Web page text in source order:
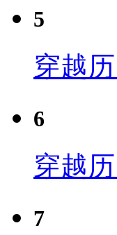
5
穿越
6
穿越
7